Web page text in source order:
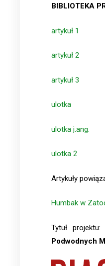
BIBLIOTEKA
artykuł 1
artykuł 2
artykuł 3
ulotka
ulotka j.ang.
ulotka 2
Artykuły
Humbak w
Tytuł projektu:
Podwodnych